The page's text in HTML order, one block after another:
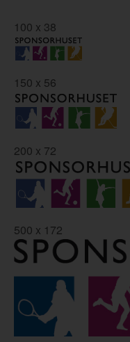
100 x 38
150 x 56
200 x 72
500 x 172